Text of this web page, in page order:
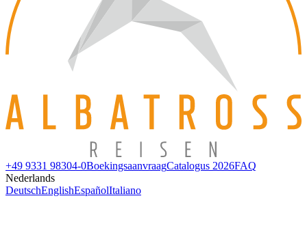
+49 9331 98304-0BoekingsaanvraagCatalogus 2026FAQ
Nederlands
DeutschEnglishEspañolItaliano